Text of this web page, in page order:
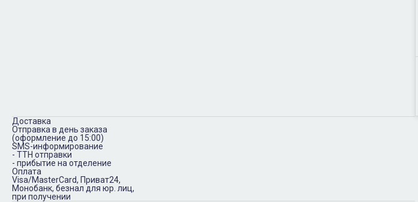
Доставка
Отправка в день заказа
(оформление до 15:00)
SMS-информирование
- ТТН отправки
- прибытие на отделение
Оплата
Visa/MasterCard, Приват24,
Монобанк, безнал для юр. лиц,
при получении